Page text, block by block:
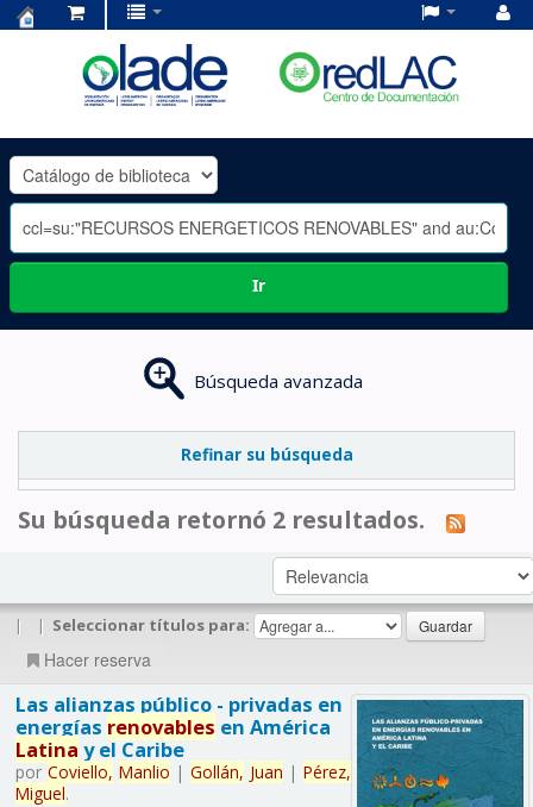
OLADE
-
Ir
Búsqueda avanzada
Refinar su búsqueda
Su búsqueda retornó 2 resultados.
| | Seleccionar títulos para:
Hacer reserva
Las alianzas público - privadas en
energías renovables en América
Latina y el Caribe
por Coviello, Manlio | Gollán, Juan | Pérez,
Miguel.